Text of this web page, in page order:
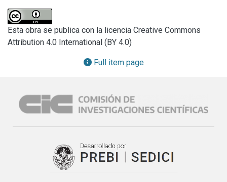
Esta obra se publica con la licencia Creative Commons
Attribution 4.0 International (BY 4.0)
Full item page